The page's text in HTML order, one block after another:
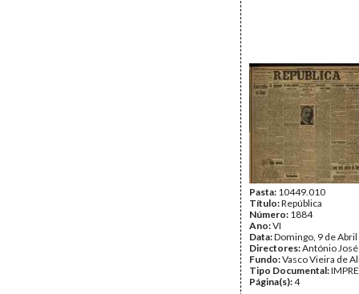
Pasta: 10449.010
Título:República
Número: 1884
Ano:VI
Data:Domingo, 9 de
Directores:António
Fundo:Vasco Vieira de
Tipo Documental:
Página(s):4